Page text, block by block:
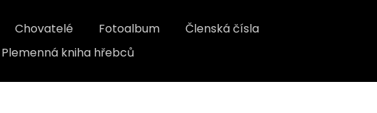
Chovatelé Fotoalbum
Členská čísla
Plemenná kniha hřebců